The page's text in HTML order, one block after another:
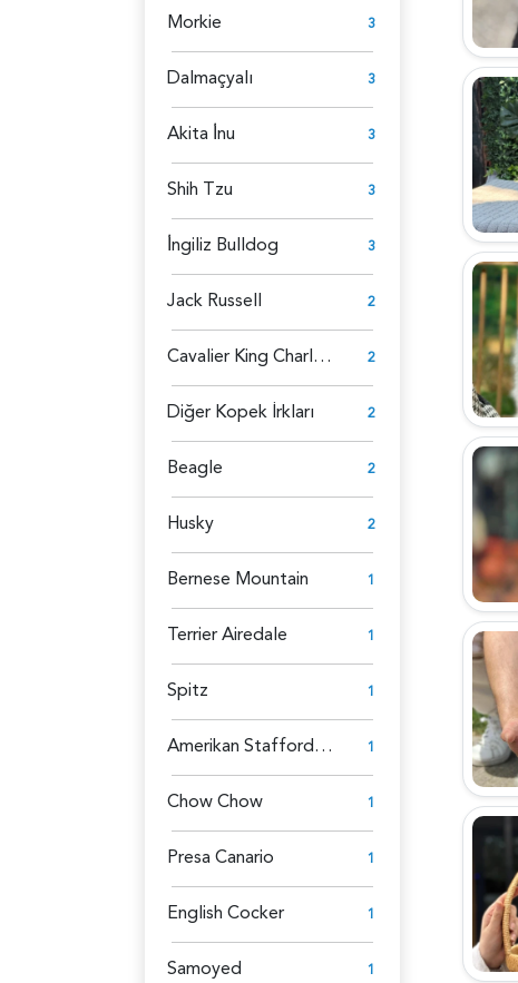
Morkie 3
Dalmaçyalı 3
Akita İ̇nu 3
Shih Tzu 3
İ̇ngiliz Bulldog 3
Jack Russell 2
Cavalier King Charles Spaniel 2
Diğer Kopek İrkları 2
Beagle 2
Husky 2
Bernese Mountain 1
Terrier Airedale 1
Spitz 1
Amerikan Staffordshire 1
Chow Chow 1
Presa Canario 1
English Cocker 1
Samoyed 1